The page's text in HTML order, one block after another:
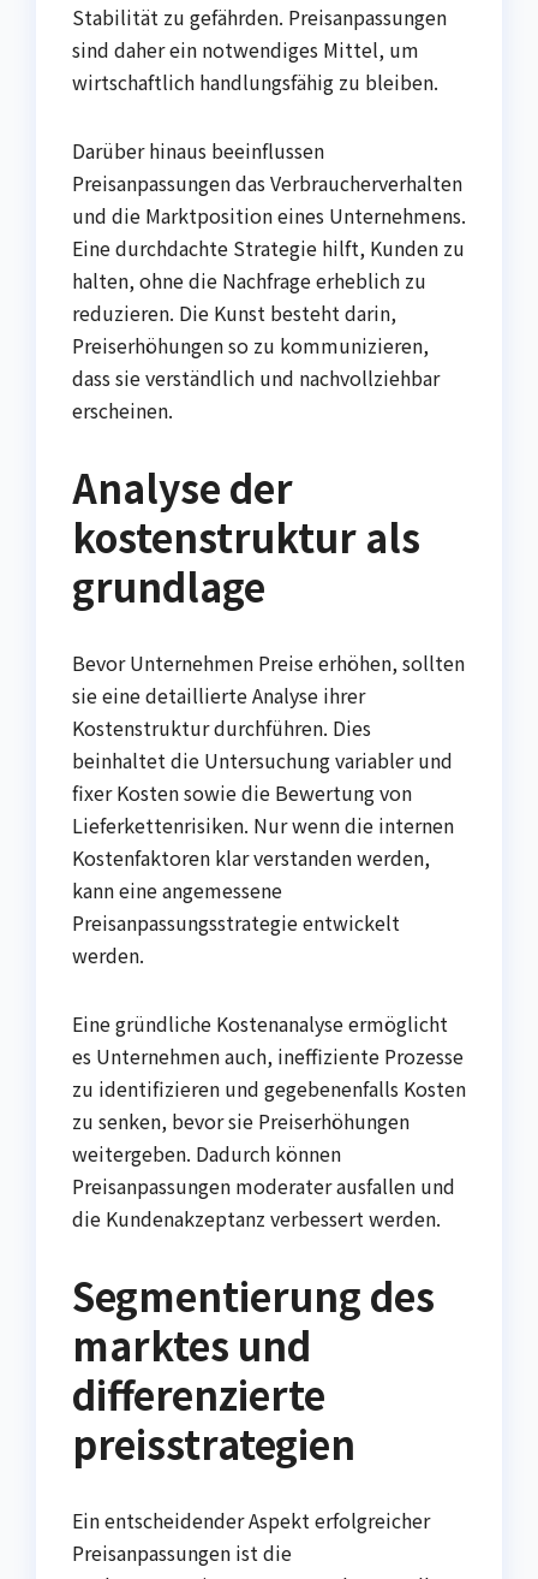
Stabilität zu gefährden. Preisanpassungen
sind daher ein notwendiges Mittel, um
wirtschaftlich handlungsfähig zu bleiben.
Darüber hinaus beeinflussen
Preisanpassungen das Verbraucherverhalten
und die Marktposition eines Unternehmens.
Eine durchdachte Strategie hilft, Kunden zu
halten, ohne die Nachfrage erheblich zu
reduzieren. Die Kunst besteht darin,
Preiserhöhungen so zu kommunizieren,
dass sie verständlich und nachvollziehbar
erscheinen.
Analyse der
kostenstruktur als
grundlage
Bevor Unternehmen Preise erhöhen, sollten
sie eine detaillierte Analyse ihrer
Kostenstruktur durchführen. Dies
beinhaltet die Untersuchung variabler und
fixer Kosten sowie die Bewertung von
Lieferkettenrisiken. Nur wenn die internen
Kostenfaktoren klar verstanden werden,
kann eine angemessene
Preisanpassungsstrategie entwickelt
werden.
Eine gründliche Kostenanalyse ermöglicht
es Unternehmen auch, ineffiziente Prozesse
zu identifizieren und gegebenenfalls Kosten
zu senken, bevor sie Preiserhöhungen
weitergeben. Dadurch können
Preisanpassungen moderater ausfallen und
die Kundenakzeptanz verbessert werden.
Segmentierung des
marktes und
differenzierte
preisstrategien
Ein entscheidender Aspekt erfolgreicher
Preisanpassungen ist die